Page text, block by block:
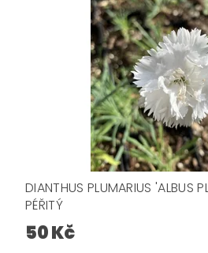
DIANTHUS PLUMARIUS 'ALBUS
PÉŘITÝ
50 Kč